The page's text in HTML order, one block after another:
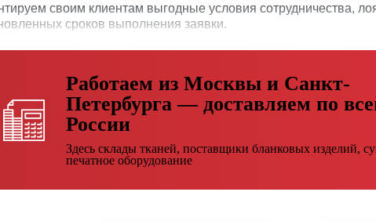
своим клиентам выгодные условия сотрудничества,
сроков выполнения заявки.
Работаем из Москвы и Санкт-
Петербурга — доставляем по
России
Здесь склады тканей, поставщики бланковых изделий,
печатное оборудование